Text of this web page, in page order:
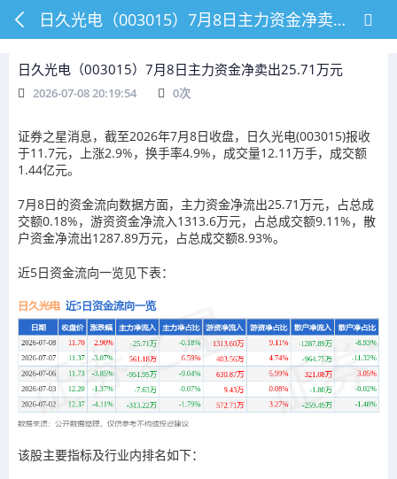
日久光电（003015）7月8日主力资金净卖出25.71万元
日久光电（003015）7月8日主力资金净卖出25.71万元
2026-07-08 20:19:54 0次
证券之星消息，截至2026年7月8日收盘，日久光电(003015)报收
于11.7元，上涨2.9%，换手率4.9%，成交量12.11万手，成交额
1.44亿元。
7月8日的资金流向数据方面，主力资金净流出25.71万元，占总成
交额0.18%，游资资金净流入1313.6万元，占总成交额9.11%，散
户资金净流出1287.89万元，占总成交额8.93%。
近5日资金流向一览见下表：
该股主要指标及行业内排名如下：